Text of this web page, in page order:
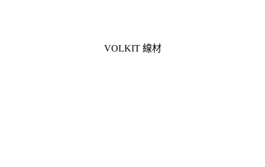
VOLKIT 線材